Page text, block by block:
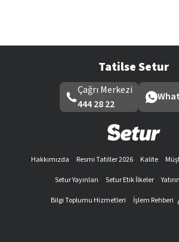
Tatilse Setur
Çağrı Merkezi
444 28 22
Hakkımızda Resmi Tatiller 2026 Kalite
Setur Yayınları
Setur Etik İlkeler
Bilgi Toplumu Hizmetleri
İşlem Rehberi